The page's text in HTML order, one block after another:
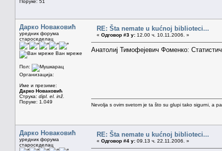
Поруке: 51
Дарко Новаковић
уредник форума
староседелац
Ван мреже
Пол:
Организација:
Име и презиме:
Дарко Новаковић
Струка: dipl. el. inž.
Поруке: 1.049
RE: Šta nemate u kućnoj biblioteci...
« Одговор #3 у: 12.00 ч. 10.11.2006. »
Анатолиј Тимофејевич Фоменко:
Nevolja s ovim svetom je ta što su glupi tako sigurni, a
Дарко Новаковић
уредник форума
староседелац
RE: Šta nemate u kućnoj biblioteci...
« Одговор #4 у: 09.13 ч. 22.11.2006. »